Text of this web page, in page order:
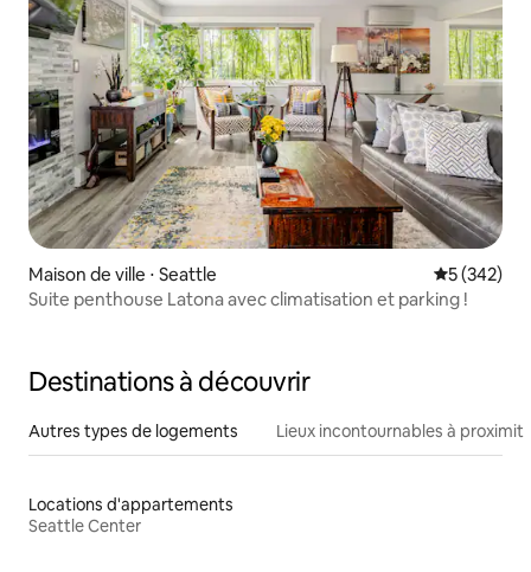
Maison de ville ⋅ Seattle Évaluation
5 (342)
Suite penthouse Latona avec climatisation et parking !
Destinations à découvrir
Autres types de logements Lieux incontournables à
Locations d'appartements
Seattle Center